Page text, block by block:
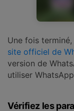
Une fois
site officiel de
version de
utiliser
Vérifiez les